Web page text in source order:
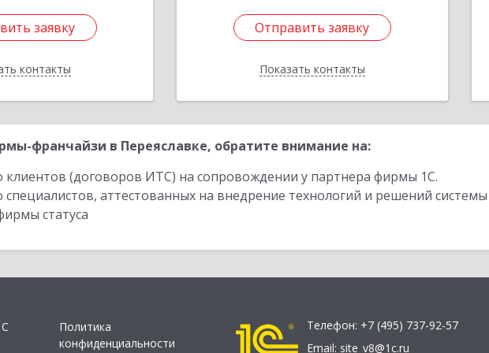
заявку
контакты
заявку
Назад
Отправить заявку
Показать контакты
Отправить заявку
Назад
франчайзи в Переяславке, обратите внимание на:
клиентов (договоров ИТС) на сопровождении у партнера фирмы 1С.
специалистов, аттестованных на внедрение технологий и решений
статуса
Политика
конфиденциальности
Телефон: +7 (495) 737-92-57
Email: site_v8@1c.ru